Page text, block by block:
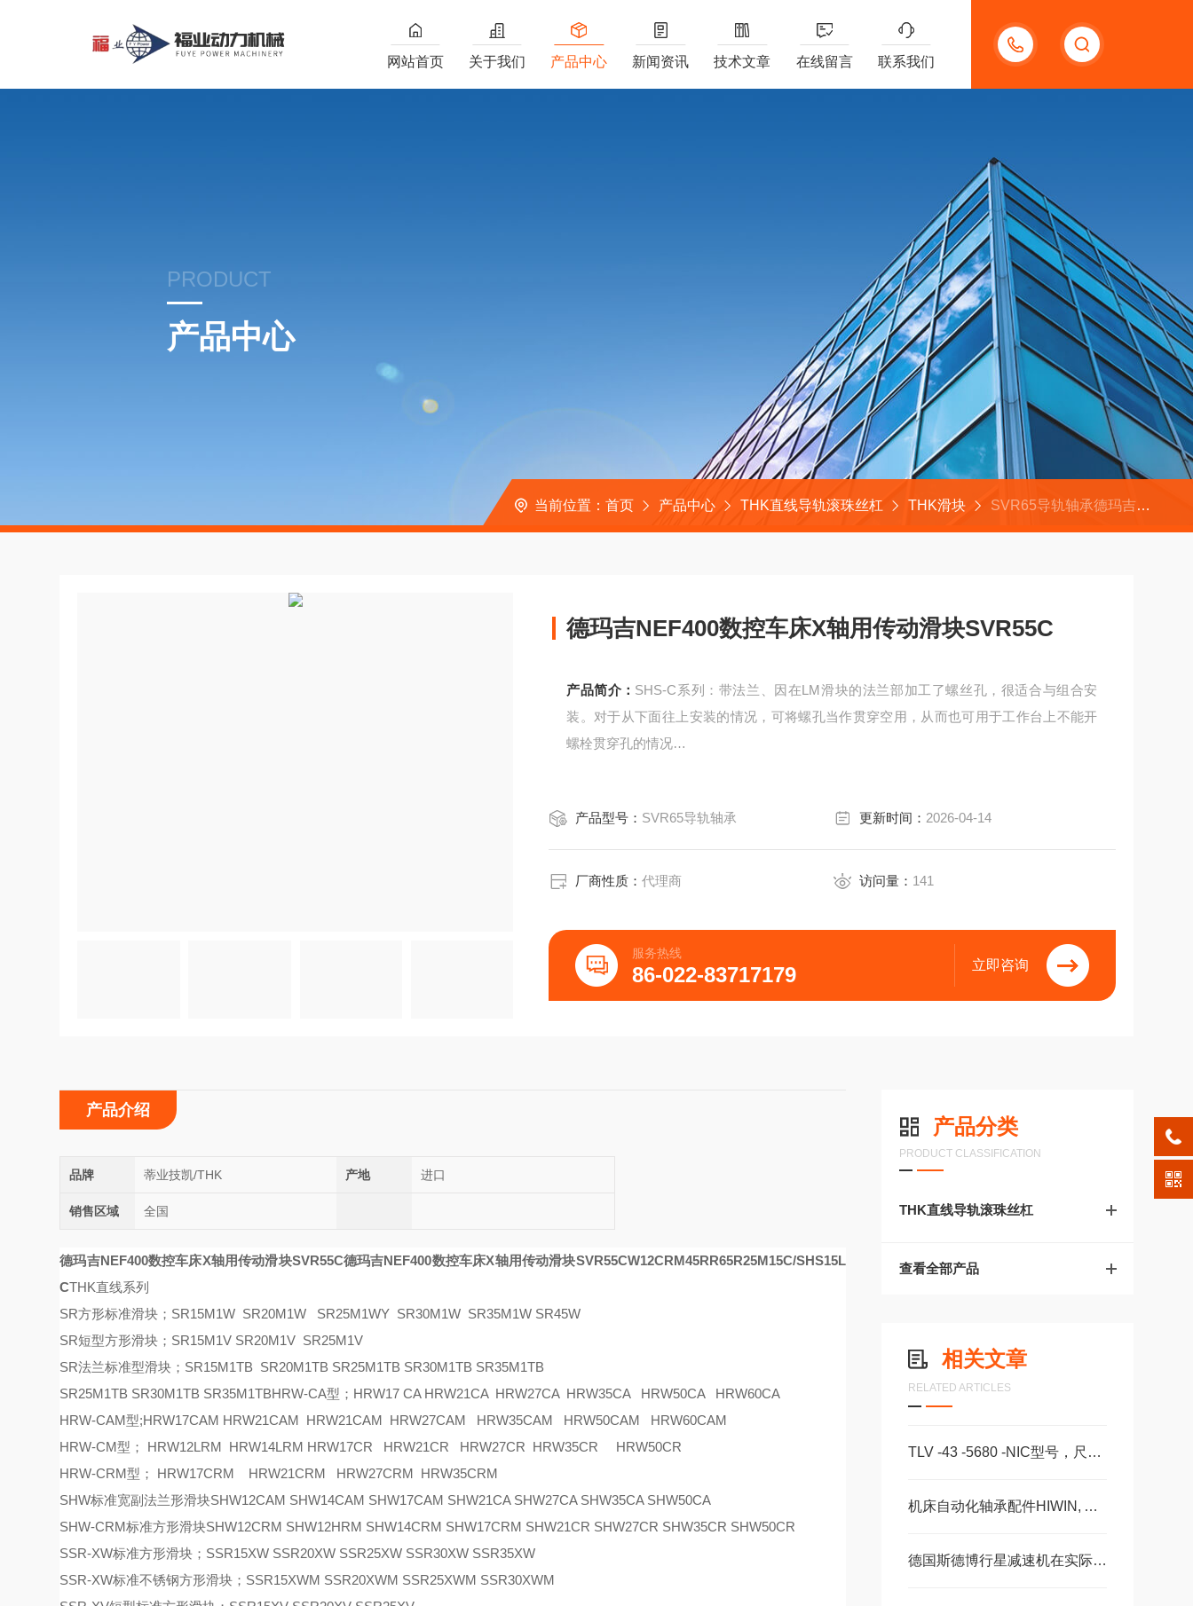
13132097161
网站首页 关于我们 产品中心 新闻资讯 技术文章 在线留言 联系我们
PRODUCT
产品中心
当前位置： 首页 产品中心 THK直线导轨滚珠丝杠 THK滑块 SVR65导轨轴承德玛吉NEF400数控车床X轴用传动滑块SVR55C
德玛吉NEF400数控车床X轴用传动滑块SVR55C
产品简介： SHS-C系列：带法兰、因在LM滑块的法兰部加工了螺丝孔，很适合与组合安
装。对于从下面往上安装的情况，可将螺孔当作贯穿空用，从而也可用于工作台上不能开
螺栓贯穿孔的情况
产品型号： SVR65导轨轴承 更新时间： 2026-04-14
厂商性质：代理商 访问量： 141
服务热线
86-022-83717179 立即咨询
产品分类
PRODUCT CLASSIFICATION
THK直线导轨滚珠丝杠
查看全部产品
相关文章
RELATED ARTICLES
TLV -43 -5680 -NIC型号，尺寸，长度CS -28 -100 -2RS -B -NIC 。
机床自动化轴承配件HIWIN, ABBA, AMT, PMI, TBI滑块导轨丝杠
德国斯德博行星减速机在实际使用过程中的常见问题相应解决方法分享
产品介绍
品牌 蒂业技凯/THK 产地 进口
销售区域 全国
德玛吉NEF400数控车床X轴用传动滑块SVR55C德玛吉NEF400数控车床X轴用传动滑块SVR55CW12CRM45RR65R25M15C/SHS15L
CTHK直线系列
SR方形标准滑块；SR15M1W SR20M1W SR25M1WY SR30M1W SR35M1W SR45W
SR短型方形滑块；SR15M1V SR20M1V SR25M1V
SR法兰标准型滑块；SR15M1TB SR20M1TB SR25M1TB SR30M1TB SR35M1TB
SR25M1TB SR30M1TB SR35M1TBHRW-CA型；HRW17 CA HRW21CA HRW27CA HRW35CA HRW50CA HRW60CA
HRW-CAM型;HRW17CAM HRW21CAM HRW21CAM HRW27CAM HRW35CAM HRW50CAM HRW60CAM
HRW-CM型； HRW12LRM HRW14LRM HRW17CR HRW21CR HRW27CR HRW35CR HRW50CR
HRW-CRM型； HRW17CRM HRW21CRM HRW27CRM HRW35CRM
SHW标准宽副法兰形滑块SHW12CAM SHW14CAM SHW17CAM SHW21CA SHW27CA SHW35CA SHW50CA
SHW-CRM标准方形滑块SHW12CRM SHW12HRM SHW14CRM SHW17CRM SHW21CR SHW27CR SHW35CR SHW50CR
SSR-XW标准方形滑块；SSR15XW SSR20XW SSR25XW SSR30XW SSR35XW
SSR-XW标准不锈钢方形滑块；SSR15XWM SSR20XWM SSR25XWM SSR30XWM